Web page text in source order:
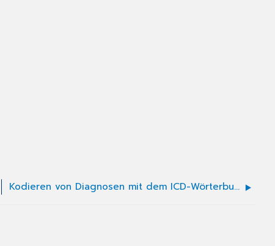
Kodieren von Diagnosen mit dem ICD-Wörterbuch